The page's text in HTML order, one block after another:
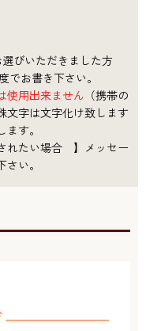
びいただきました方
でお書き下さい。
使用出来ません （携帯の
文字は文字化け致します
す。
れたい場合 】メッセー
い。